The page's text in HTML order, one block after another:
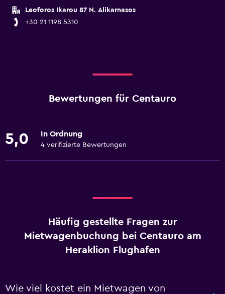
Leoforos Ikarou 87 N. Alikarnasos
+30 21 1198 5310
Bewertungen für Centauro
5,0 In Ordnung
4 verifizierte Bewertungen
Häufig gestellte Fragen zur
Mietwagenbuchung bei Centauro am
Heraklion Flughafen
Wie viel kostet ein Mietwagen von